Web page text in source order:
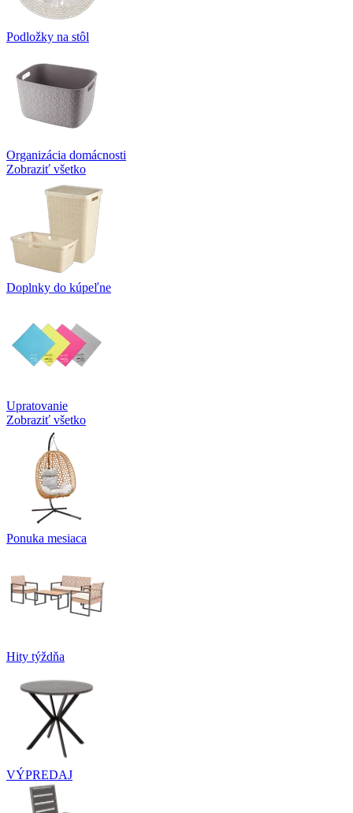
Podložky na stôl
Organizácia domácnosti
Zobraziť všetko
Doplnky do kúpeľne
Upratovanie
Zobraziť všetko
Ponuka mesiaca
Hity týždňa
VÝPREDAJ